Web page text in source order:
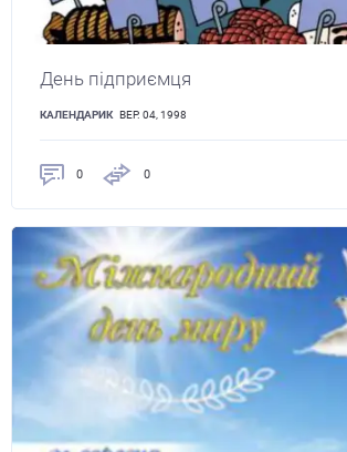
День підприємця
КАЛЕНДАРИК ВЕР. 04, 1998
0 0